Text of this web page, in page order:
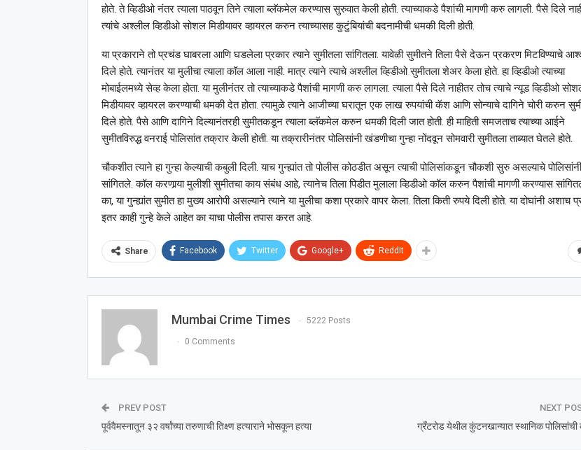
होते. ते व्हिडीओ नंतर त्याला पाठवून तिने त्याला ब्लॅकमेल करण्यास सुरुवात केली होती. त्याच्याकडे पैशांची मागणी करु लागली. पैसे दिले
त्यांचे अश्‍लील व्हिडीओ सोशल मिडीयावर व्हायरल करुन त्याच्यासह कुटुंबियांची बदनामीची धमकी दिली होती.
या प्रकाराने तो प्रचंड घाबरला आणि घडलेला प्रकार त्याने सुमीतला सांगितला. यावेळी सुमीतने तिला पैसे देऊन प्रकरण मिटविण्याचे
दिले होते. त्यानंतर या मुलीचा त्याला कॉल आला नाही. मात्र त्याने त्याचे अश्‍लील व्हिडीओ सुमीतला शेअर केला होते. हा व्हिडीओ त्याच्या
मोबाईलमध्ये सेव्ह केला होता. या मुलीनंतर तो त्याच्याकडे पैशांची मागणी करु लागला. त्याला पैसे दिले नाहीतर तोच त्याचे न्यूड व्हिडीओ
मिडीयावर व्हायरल करण्याची धमकी देत होता. त्यामुळे त्याने आजीच्या घरातून एक लाख रुपयांची कॅश आणि सोन्याचे दागिने चोरी करुन
दिले होते. पैसे आणि दागिने दिल्यानंतरही सुमीतकडून त्याला ब्लॅकमेल करुन धमकी दिली जात होती. ही माहिती समजताच त्याच्या आईने
सुमीतविरुद्ध वनराई पोलिसांत तक्रार केली होती. या तक्रारीनंतर पोलिसांनी खंडणीचा गुन्हा नोंदवून सोमवारी सुमीतला ताब्यात घेतले होते.
चौकशीत त्याने हा गुन्हा केल्याची कबुली दिली. याच गुन्ह्यांत तो पोलीस कोठडीत असून त्याची पोलिसांकडून चौकशी सुरु असल्याचे पोलिसांनी
सांगितले. कॉल करणार्‍या मुलीशी सुमीतचा काय संबंध आहे, त्यानेच तिला पिडीत मुलाला व्हिडीओ कॉल करुन पैशांची मागणी करण्यास
का, या गुन्ह्यांत सुमीत हा मुख्य आरोपी असल्याने त्याने या मुलीचा कशा प्रकारे वापर केला. तिला किती रुपये दिली होते. या दोघांनी अशाच
इतर काही गुन्हे केले आहेत का याचा पोलीस तपास करत आहे.
Share Facebook Twitter Google+ ReddIt
Mumbai Crime Times 5222 Posts
0 Comments
PREV POST
पूर्ववैमस्नातून ३२ वर्षांच्या तरुणाची तिक्ष्ण हत्याराने भोसकून हत्या
NEXT
ग्रँटरोड येथील कुंटनखान्यात स्थानिक पोलिसांची